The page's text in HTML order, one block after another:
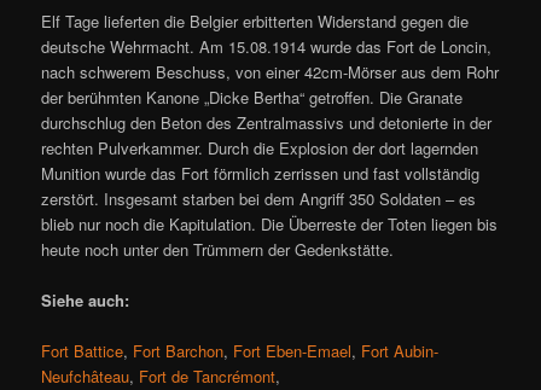
Elf Tage lieferten die Belgier erbitterten Widerstand gegen die
deutsche Wehrmacht. Am 15.08.1914 wurde das Fort de Loncin,
nach schwerem Beschuss, von einer 42cm-Mörser aus dem Rohr
der berühmten Kanone „Dicke Bertha“ getroffen. Die Granate
durchschlug den Beton des Zentralmassivs und detonierte in der
rechten Pulverkammer. Durch die Explosion der dort lagernden
Munition wurde das Fort förmlich zerrissen und fast vollständig
zerstört. Insgesamt starben bei dem Angriff 350 Soldaten – es
blieb nur noch die Kapitulation. Die Überreste der Toten liegen bis
heute noch unter den Trümmern der Gedenkstätte.
Siehe auch:
Fort Battice, Fort Barchon, Fort Eben-Emael, Fort Aubin-
Neufchâteau, Fort de Tancrémont,